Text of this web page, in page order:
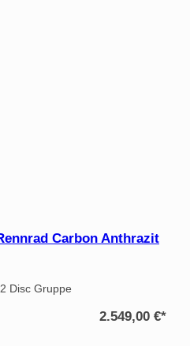
Carbon Anthrazit
Disc Gruppe
2.549,00 €*